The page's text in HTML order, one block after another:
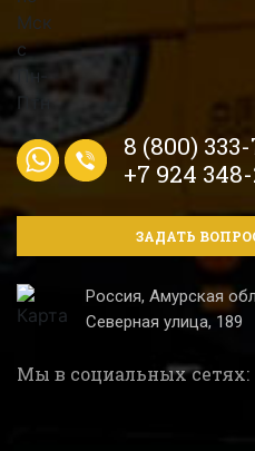
8 (800)
+7 924
ЗАДАТЬ
Россия, Амурская
Северная улица, 189
Мы в социальных сетях: